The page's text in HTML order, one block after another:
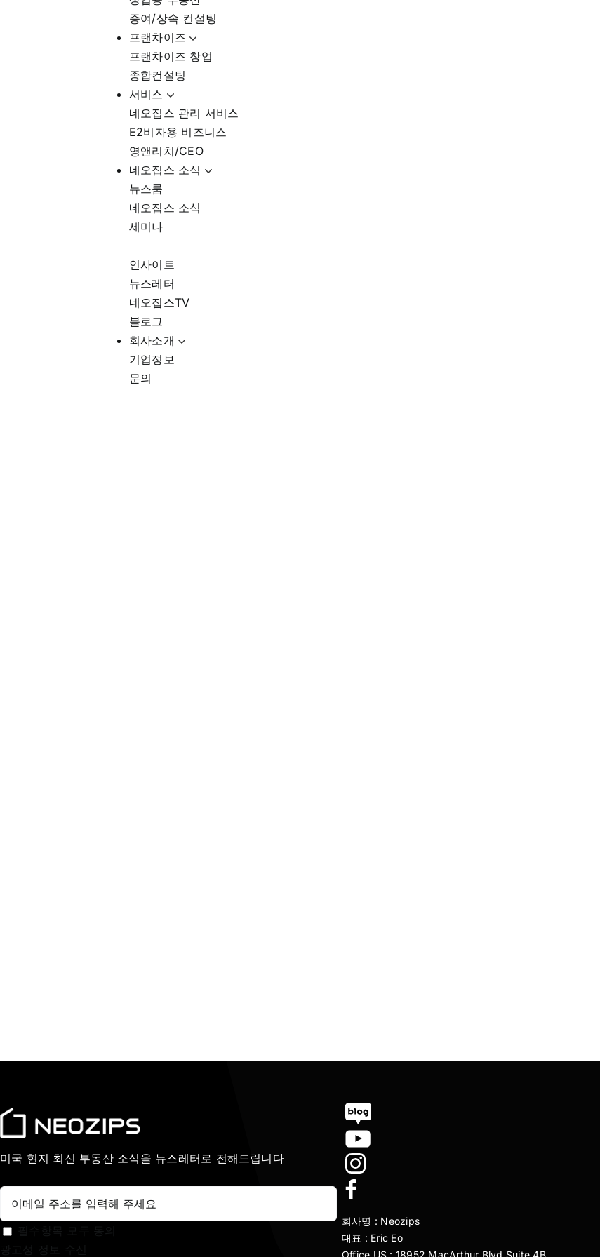
증여/상속 컨설팅
프랜차이즈
프랜차이즈 창업
종합컨설팅
서비스
네오집스 관리 서비스
E2비자용 비즈니스
영앤리치/CEO
네오집스 소식
뉴스룸
네오집스 소식
세미나
인사이트
뉴스레터
네오집스TV
블로그
회사소개
기업정보
문의
미국 현지 최신 부동산 소식을 뉴스레터로 전해드립니다
회사명 : Neozips
대표 : Eric Eo
Office US : 18952 MacArthur Blvd Suite 4B,